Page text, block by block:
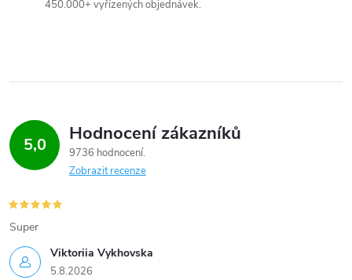
ý
p
i
s
u
450.000+ vyřízených objednávek.
5,0 Hodnocení zákazníků
9736 hodnocení
Zobrazit recenze
Viktoriia Vykhovska
5.8.2026
Super